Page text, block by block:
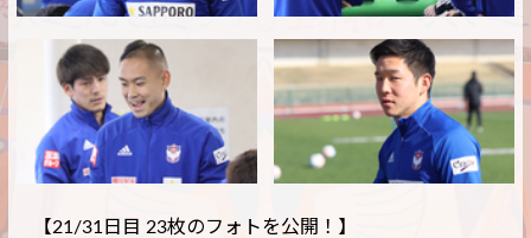
【21/31日目 23枚のフォトを公開！】